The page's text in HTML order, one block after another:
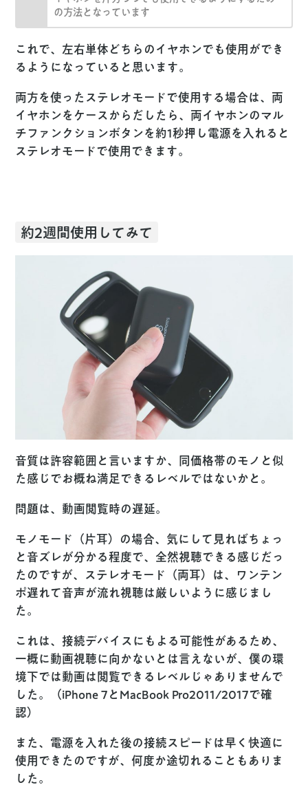
の方法となっています
これで、左右単体どちらのイヤホンでも使用ができ
るようになっていると思います。
両方を使ったステレオモードで使用する場合は、両
イヤホンをケースからだしたら、両イヤホンのマル
チファンクションボタンを約1秒押し電源を入れると
ステレオモードで使用できます。
約2週間使用してみて
音質は許容範囲と言いますか、同価格帯のモノと似
た感じでお概ね満足できるレベルではないかと。
問題は、動画閲覧時の遅延。
モノモード（片耳）の場合、気にして見ればちょっ
と音ズレが分かる程度で、全然視聴できる感じだっ
たのですが、ステレオモード（両耳）は、ワンテン
ポ遅れて音声が流れ視聴は厳しいように感じまし
た。
これは、接続デバイスにもよる可能性があるため、
一概に動画視聴に向かないとは言えないが、僕の環
境下では動画は閲覧できるレベルじゃありませんで
した。（iPhone 7とMacBook Pro2011/2017で確
認）
また、電源を入れた後の接続スピードは早く快適に
使用できたのですが、何度か途切れることもありま
した。